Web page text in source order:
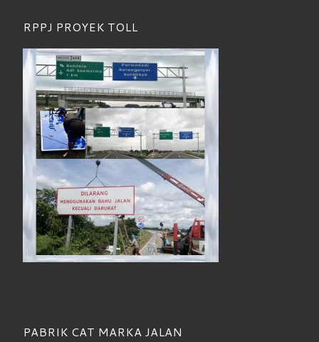
RPPJ PROYEK TOLL
PABRIK CAT MARKA JALAN